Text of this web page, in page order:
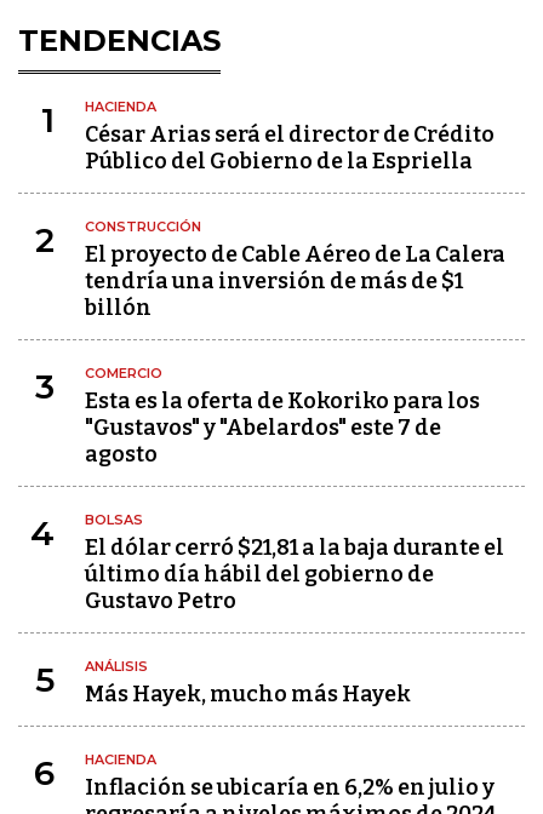
TENDENCIAS
1 HACIENDA
César Arias será el director de Crédito
Público del Gobierno de la Espriella
2 CONSTRUCCIÓN
El proyecto de Cable Aéreo de La Calera
tendría una inversión de más de $1
billón
3 COMERCIO
Esta es la oferta de Kokoriko para los
"Gustavos" y "Abelardos" este 7 de
agosto
4 BOLSAS
El dólar cerró $21,81 a la baja durante el
último día hábil del gobierno de
Gustavo Petro
5 ANÁLISIS
Más Hayek, mucho más Hayek
6 HACIENDA
Inflación se ubicaría en 6,2% en julio y